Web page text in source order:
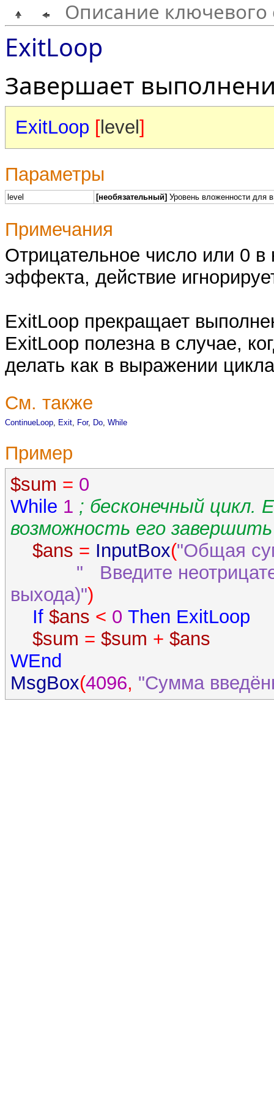
Описание ключевого
ExitLoop
Завершает
ExitLoop [ level ]
Параметры
level [необязательный] Уровень вложенности для
Примечания
Отрицательное число или 0
эффекта, действие
ExitLoop прекращает
ExitLoop полезна в случае,
делать как в выражении
См. также
ContinueLoop, Exit, For, Do, While
Пример
$sum = 0
While 1 ; бесконечный цикл.
возможность его завершить
$ans = InputBox("Общая
" Введите
выхода)")
If $ans < 0 Then ExitLoop
$sum = $sum + $ans
WEnd
MsgBox(4096, "Сумма